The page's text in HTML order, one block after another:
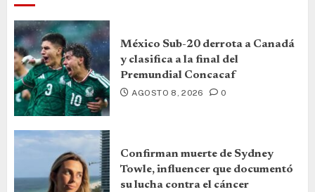
México Sub-20 derrota a Canadá
y clasifica a la final del
Premundial Concacaf
AGOSTO 8, 2026 0
Confirman muerte de Sydney
Towle, influencer que documentó
su lucha contra el cáncer